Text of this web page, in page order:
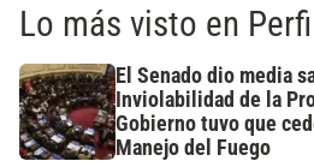
Lo más visto en Perfil
El Senado dio media
Inviolabilidad de la
Gobierno tuvo que
Manejo del Fuego